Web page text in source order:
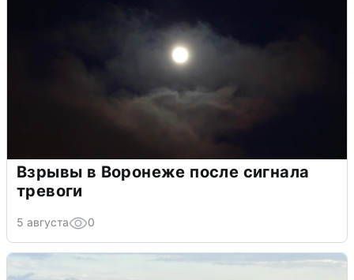
Взрывы в Воронеже после сигнала
тревоги
5 августа 0